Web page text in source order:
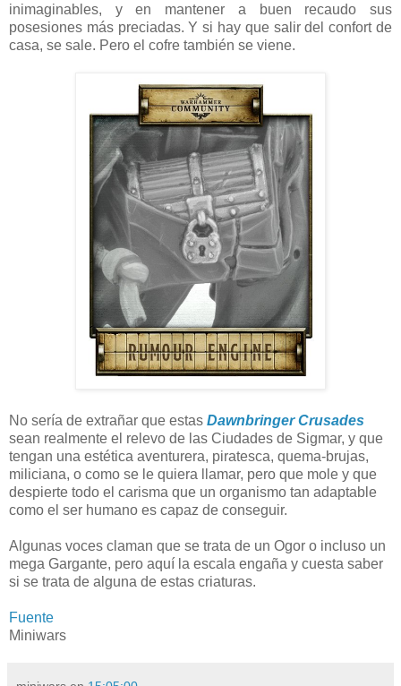
inimaginables, y en mantener a buen recaudo sus
posesiones más preciadas. Y si hay que salir del confort de
casa, se sale. Pero el cofre también se viene.
No sería de extrañar que estas Dawnbringer Crusades
sean realmente el relevo de las Ciudades de Sigmar, y que
tengan una estética aventurera, piratesca, quema-brujas,
miliciana, o como se le quiera llamar, pero que mole y que
despierte todo el carisma que un organismo tan adaptable
como el ser humano es capaz de conseguir.
Algunas voces claman que se trata de un Ogor o incluso un
mega Gargante, pero aquí la escala engaña y cuesta saber
si se trata de alguna de estas criaturas.
Fuente
Miniwars